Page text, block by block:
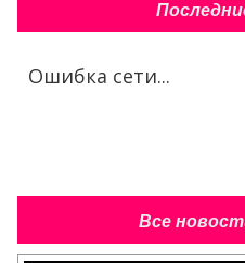
Ошибка сети...
Все